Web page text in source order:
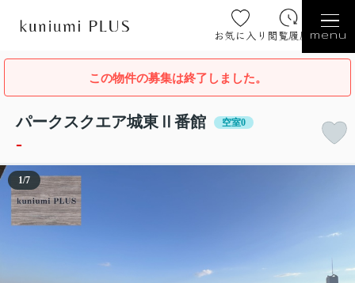
お気に入り 閲覧履歴 menu
この物件の募集は終了しました。
パークスクエア城東Ⅱ番館 空室0
-
1/7